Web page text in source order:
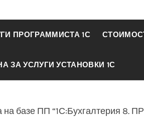
ПРОГРАММИСТА 1С
ЗА УСЛУГИ УСТАНОВКИ 1С
на базе ПП